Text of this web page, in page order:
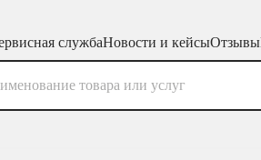
службаНовости и кейсыОтзывы